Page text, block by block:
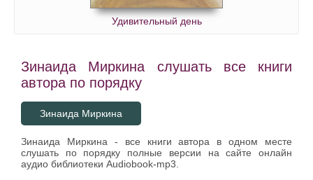
Удивительный день
Зинаида Миркина слушать все книги
автора по порядку
Зинаида Миркина
Зинаида Миркина - все книги автора в одном месте
слушать по порядку полные версии на сайте онлайн
аудио библиотеки Audiobook-mp3.